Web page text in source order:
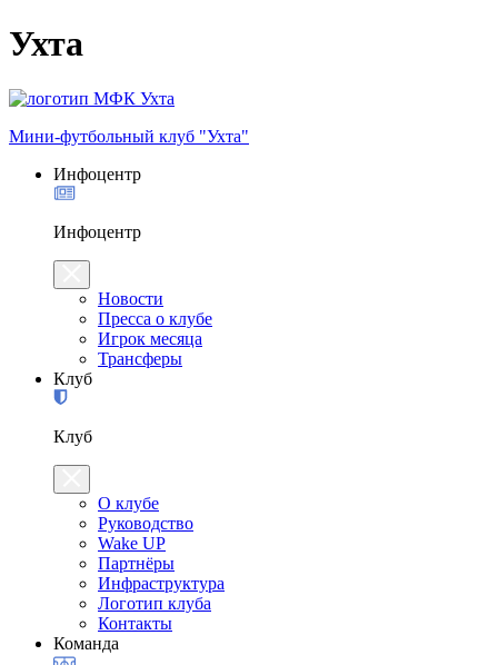
Ухта
Мини-футбольный клуб "Ухта"
Инфоцентр
Инфоцентр
Новости
Пресса о клубе
Игрок месяца
Трансферы
Клуб
Клуб
О клубе
Руководство
Wake UP
Партнёры
Инфраструктура
Логотип клуба
Контакты
Команда